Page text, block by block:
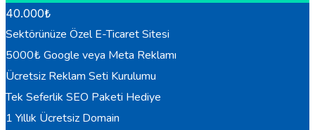
40.000₺
Sektörünüze Özel E-Ticaret Sitesi
5000₺ Google veya Meta Reklamı
Ücretsiz Reklam Seti Kurulumu
Tek Seferlik SEO Paketi Hediye
1 Yıllık Ücretsiz Domain